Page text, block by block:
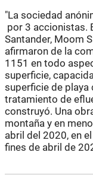
"La sociedad
por 3 accionistas.
Santander, Moom
afirmaron de la
1151 en todo
superficie,
superficie de playa
tratamiento de
construyó. Una
montaña y en
abril del 2020, en
fines de abril de